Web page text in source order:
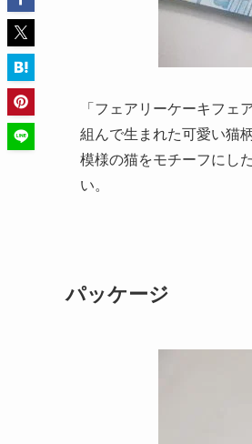
「フェアリーケーキフ
組んで生まれた可愛い猫
模様の猫をモチーフにし
い。
パッケージ